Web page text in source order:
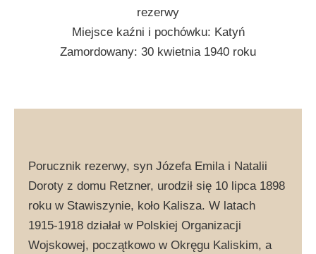
rezerwy
Miejsce kaźni i pochówku: Katyń
Zamordowany: 30 kwietnia 1940 roku
Porucznik rezerwy, syn Józefa Emila i Natalii
Doroty z domu Retzner, urodził się 10 lipca 1898
roku w Stawiszynie, koło Kalisza. W latach
1915-1918 działał w Polskiej Organizacji
Wojskowej, początkowo w Okręgu Kaliskim, a